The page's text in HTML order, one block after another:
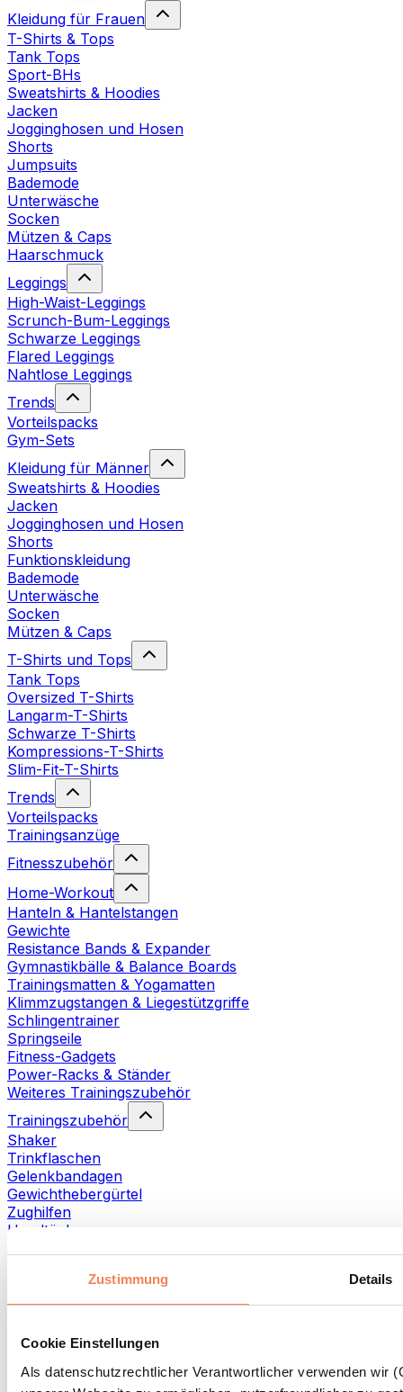
Zustimmung Details
Cookie Einstellungen
Als datenschutzrechtlicher Verantwortlicher verwenden wir
Kleidung für Frauen
T-Shirts & Tops
Tank Tops
Sport-BHs
Sweatshirts & Hoodies
Jacken
Jogginghosen und Hosen
Shorts
Jumpsuits
Bademode
Unterwäsche
Socken
Mützen & Caps
Haarschmuck
Leggings
High-Waist-Leggings
Scrunch-Bum-Leggings
Schwarze Leggings
Flared Leggings
Nahtlose Leggings
Trends
Vorteilspacks
Gym-Sets
Kleidung für Männer
Sweatshirts & Hoodies
Jacken
Jogginghosen und Hosen
Shorts
Funktionskleidung
Bademode
Unterwäsche
Socken
Mützen & Caps
T-Shirts und Tops
Tank Tops
Oversized T-Shirts
Langarm-T-Shirts
Schwarze T-Shirts
Kompressions-T-Shirts
Slim-Fit-T-Shirts
Trends
Vorteilspacks
Trainingsanzüge
Fitnesszubehör
Home-Workout
Hanteln & Hantelstangen
Gewichte
Resistance Bands & Expander
Gymnastikbälle & Balance Boards
Trainingsmatten & Yogamatten
Klimmzugstangen & Liegestützgriffe
Schlingentrainer
Springseile
Fitness-Gadgets
Power-Racks & Ständer
Weiteres Trainingszubehör
Trainingszubehör
Shaker
Trinkflaschen
Gelenkbandagen
Gewichthebergürtel
Zughilfen
Handtücher
Faszien- und Massagerollen
Weitere Rehabilitationshilfen